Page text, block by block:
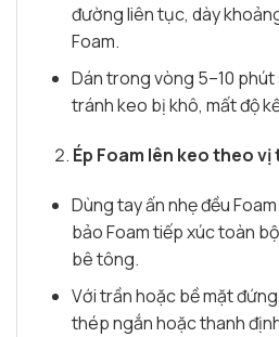
đường liên tục, dày
Foam.
Dán trong vòng 5–10
tránh keo bị khô, mất độ
Ép Foam lên keo theo
Dùng tay ấn nhẹ đều
bảo Foam tiếp xúc toàn
bê tông.
Với trần hoặc bề mặt
thép ngắn hoặc thanh